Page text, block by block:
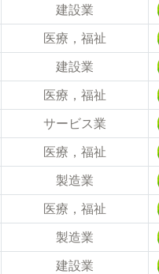
建設業
医療，福祉
建設業
医療，福祉
サービス業
医療，福祉
製造業
医療，福祉
製造業
建設業